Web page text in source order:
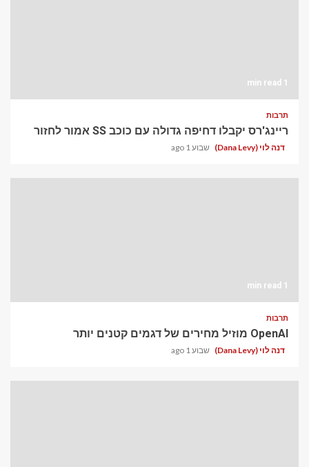
1 min read
תרבות
ריינג'רס יקבלו דחיפה גדולה עם כוכב SS אמור לחזור
דנה לוי (Dana Levy) שבוע 1 ago
1 min read
תרבות
OpenAI מוזיל מחירים של דגמים קטנים יותר
דנה לוי (Dana Levy) שבוע 1 ago